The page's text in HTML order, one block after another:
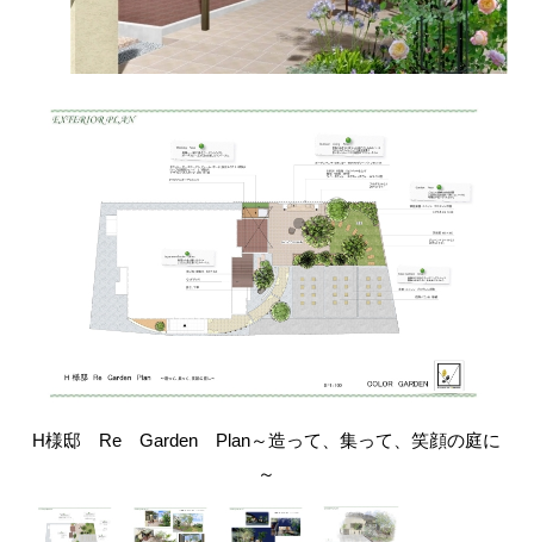
H様邸 Re Garden Plan～造って、集って、笑顔の庭に
～